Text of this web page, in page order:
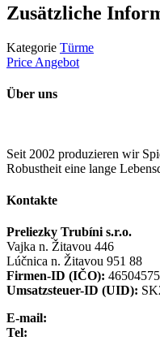
Zusätzliche
Kategorie Türme
Price Angebot
Über uns
Seit 2002 produzieren wir
Robustheit eine lange
Kontakte
Preliezky Trubíni s.r.o.
Vajka n. Žitavou 446
Lúčnica n. Žitavou 951 88
Firmen-ID (IČO): 46504575
Umsatzsteuer-ID (UID):
E-mail:
Tel: